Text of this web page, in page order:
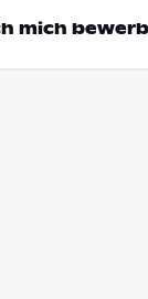
mich